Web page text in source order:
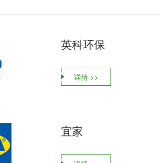
英科环保
详情 >>
宜家